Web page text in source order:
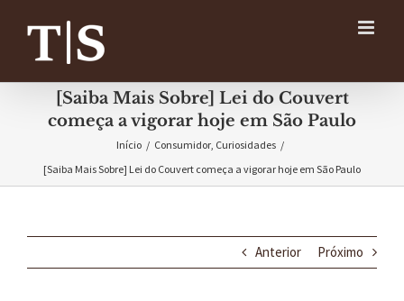
conteúdo
[Saiba Mais Sobre] Lei do Couvert
começa a vigorar hoje em São Paulo
Início / Consumidor, Curiosidades /
[Saiba Mais Sobre] Lei do Couvert começa a vigorar hoje em São Paulo
Anterior Próximo